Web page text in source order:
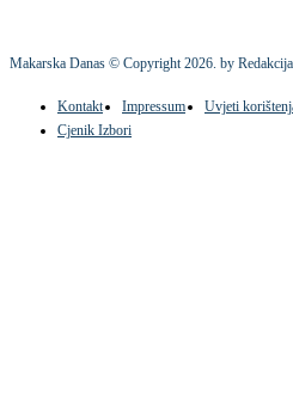
Makarska Danas © Copyright2026. by
Kontakt Impressum Uvjeti
Cjenik Izbori